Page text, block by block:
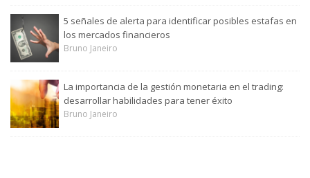
5 señales de alerta para identificar posibles estafas en
los mercados financieros
Bruno Janeiro
La importancia de la gestión monetaria en el trading:
desarrollar habilidades para tener éxito
Bruno Janeiro